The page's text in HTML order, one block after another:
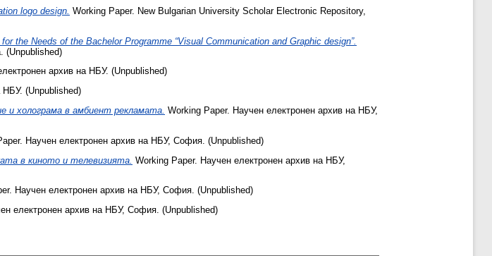
logo design. Working Paper. New Bulgarian University Scholar Electronic Repository,
the Needs of the Bachelor Programme “Visual Communication and Graphic design”.
(Unpublished)
архив на НБУ. (Unpublished)
НБУ. (Unpublished)
и холограма в амбиент рекламата. Working Paper. Научен електронен архив на НБУ,
Научен електронен архив на НБУ, София. (Unpublished)
в киното и телевизията. Working Paper. Научен електронен архив на НБУ,
Научен електронен архив на НБУ, София. (Unpublished)
електронен архив на НБУ, София. (Unpublished)